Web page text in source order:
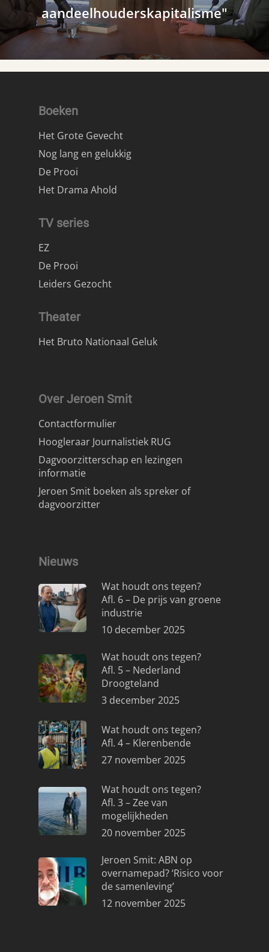
aandeelhouderskapitalisme"
Boeken
Het Grote Gevecht
Nog lang en gelukkig
De Prooi
Het Drama Ahold
TV series
EZ
De Prooi
Leiders Gezocht
Theater
Het Bruto Nationaal Geluk
Over Jeroen Smit
Contactformulier
Hoogleraar Journalistiek RUG
Dagvoorzitterschap en lezingen
informatie
Jeroen Smit boeken als spreker of
dagvoorzitter
Nieuws
Wat houdt ons tegen?
Afl. 6 – De prijs van groene
industrie
10 december 2025
Wat houdt ons tegen?
Afl. 5 – Nederland
Droogteland
3 december 2025
Wat houdt ons tegen?
Afl. 4 – Klerenbende
27 november 2025
Wat houdt ons tegen?
Afl. 3 – Zee van
mogelijkheden
20 november 2025
Jeroen Smit: ABN op
overnamepad? ‘Risico voor
de samenleving’
12 november 2025